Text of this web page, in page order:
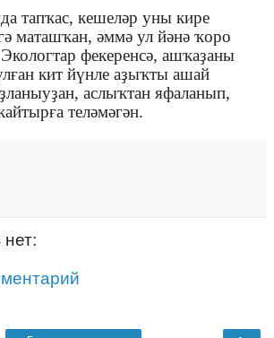
тапҡас, кешеләр уны кире
маташҡан, әммә ул йәнә ҡоро
фекеренсә, ашҡаҙаны
кит йүнле аҙыҡты ашай
аслыҡтан яфаланып,
теләмәгән.